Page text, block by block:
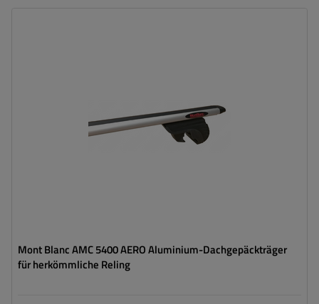
Mont Blanc AMC 5400 AERO Aluminium-Dachgepäckträger
für herkömmliche Reling